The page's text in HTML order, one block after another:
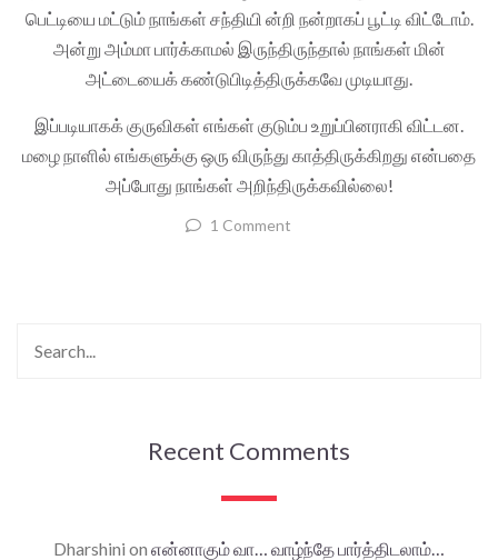
பெட்டியை மட்டும் நாங்கள் சந்தியி ன்றி நன்றாகப் பூட்டி விட்டோம்.
அன்று அம்மா பார்க்காமல் இருந்திருந்தால் நாங்கள் மின்
அட்டையைக் கண்டுபிடித்திருக்கவே முடியாது.
இப்படியாகக் குருவிகள் எங்கள் குடும்ப உறுப்பினராகி விட்டன.
மழை நாளில் எங்களுக்கு ஒரு விருந்து காத்திருக்கிறது என்பதை
அப்போது நாங்கள் அறிந்திருக்கவில்லை!
1 Comment
Recent Comments
Dharshini on என்னாகும் வா… வாழ்ந்தே பார்த்திடலாம்…